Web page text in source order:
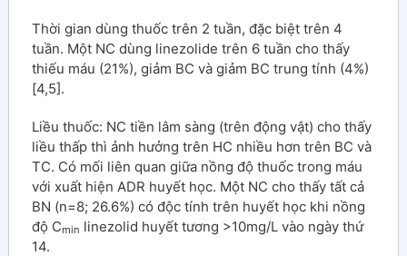
Thời gian dùng thuốc trên 2 tuần, đặc biệt trên 4
tuần. Một NC dùng linezolide trên 6 tuần cho thấy
thiếu máu (21%), giảm BC và giảm BC trung tính (4%)
[4,5].
Liều thuốc: NC tiền lâm sàng (trên động vật) cho thấy
liều thấp thì ảnh hưởng trên HC nhiều hơn trên BC và
TC. Có mối liên quan giữa nồng độ thuốc trong máu
với xuất hiện ADR huyết học. Một NC cho thấy tất cả
BN (n=8; 26.6%) có độc tính trên huyết học khi nồng
độ Cmin linezolid huyết tương >10mg/L vào ngày thứ
14.